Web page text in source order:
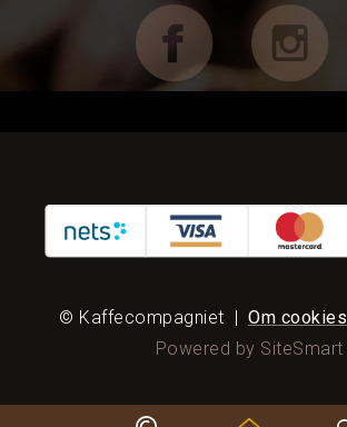
Choklad mm
Böcker & Kort
KAMPANJER
KUNDTJÄNST
© Kaffecompagniet Om cookies
Powered by SiteSmart